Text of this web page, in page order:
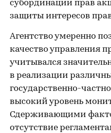
субординации прав
защиты интересов
Агентство умеренно
качество управления
учитывался
в реализации
государственно-
высокий уровень
Сдерживающими
отсутствие